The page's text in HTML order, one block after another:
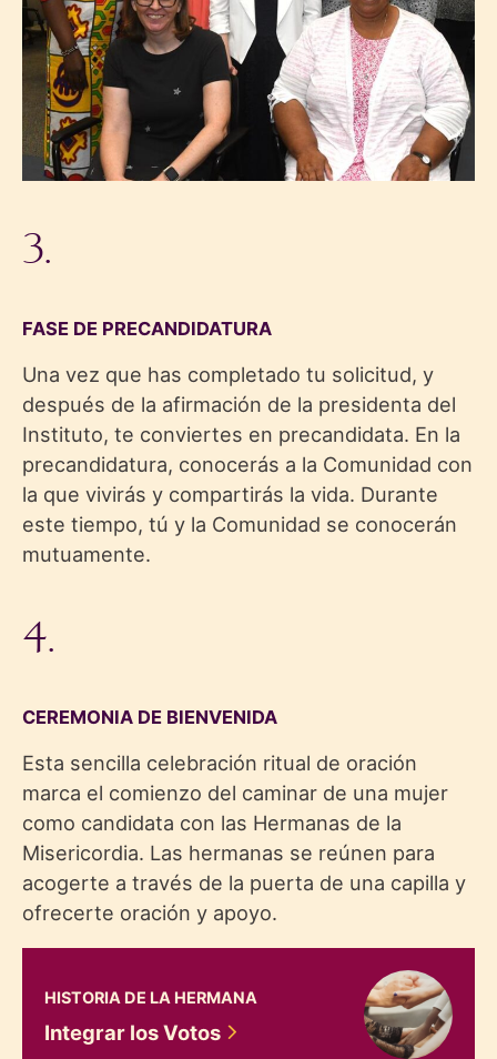
3.
FASE DE PRECANDIDATURA
Una vez que has completado tu solicitud, y
después de la afirmación de la presidenta del
Instituto, te conviertes en precandidata. En la
precandidatura, conocerás a la Comunidad con
la que vivirás y compartirás la vida. Durante
este tiempo, tú y la Comunidad se conocerán
mutuamente.
4.
CEREMONIA DE BIENVENIDA
Esta sencilla celebración ritual de oración
marca el comienzo del caminar de una mujer
como candidata con las Hermanas de la
Misericordia. Las hermanas se reúnen para
acogerte a través de la puerta de una capilla y
ofrecerte oración y apoyo.
HISTORIA DE LA HERMANA
Integrar losVotos